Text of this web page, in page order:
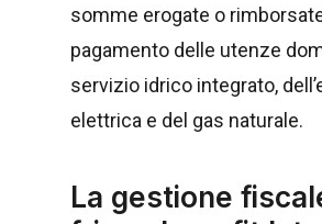
somme erogate o
pagamento delle utenze
servizio idrico integrato,
elettrica e del gas naturale.
La gestione